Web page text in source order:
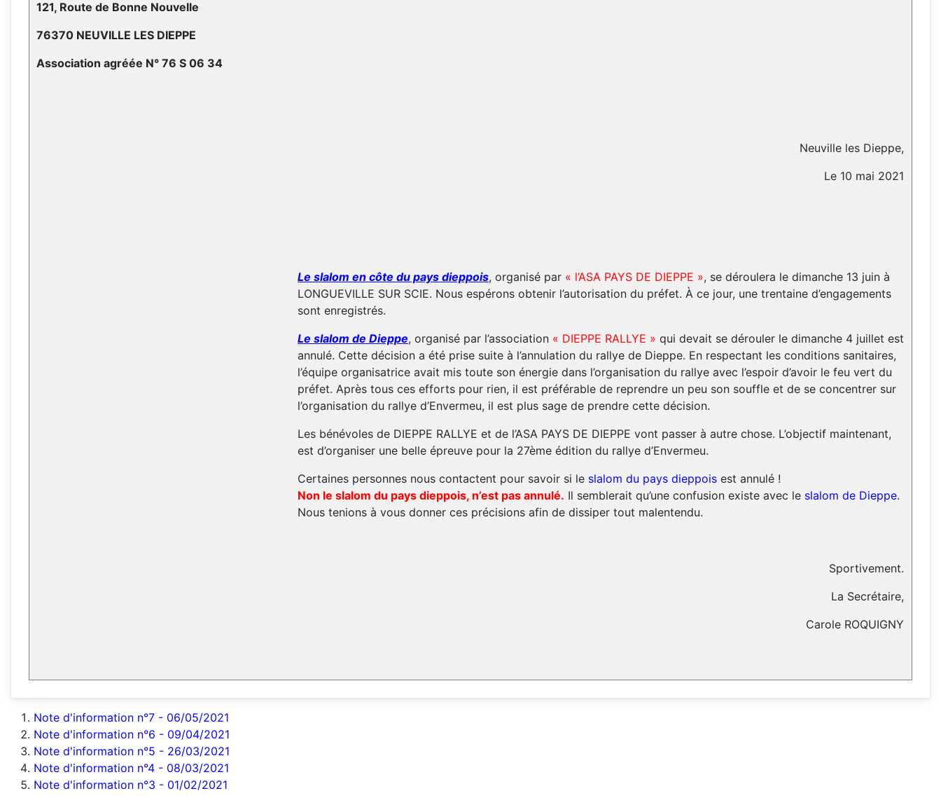
121, Route de Bonne Nouvelle
76370 NEUVILLE LES DIEPPE
Association agréée N° 76 S 06 34
Neuville les Dieppe,
Le 10 mai 2021
Le slalom en côte du pays dieppois, organisé par « l’ASA PAYS DE DIEPPE », se déroulera le dimanche 13 juin à
LONGUEVILLE SUR SCIE. Nous espérons obtenir l’autorisation du préfet. À ce jour, une trentaine d’engagements
sont enregistrés.
Le slalom de Dieppe, organisé par l’association « DIEPPE RALLYE » qui devait se dérouler le dimanche 4 juillet est
annulé. Cette décision a été prise suite à l’annulation du rallye de Dieppe. En respectant les conditions sanitaires,
l’équipe organisatrice avait mis toute son énergie dans l’organisation du rallye avec l’espoir d’avoir le feu vert du
préfet. Après tous ces efforts pour rien, il est préférable de reprendre un peu son souffle et de se concentrer sur
l’organisation du rallye d’Envermeu, il est plus sage de prendre cette décision.
Les bénévoles de DIEPPE RALLYE et de l’ASA PAYS DE DIEPPE vont passer à autre chose. L’objectif maintenant,
est d’organiser une belle épreuve pour la 27ème édition du rallye d’Envermeu.
Certaines personnes nous contactent pour savoir si le slalom du pays dieppois est annulé !
Non le slalom du pays dieppois, n’est pas annulé. Il semblerait qu’une confusion existe avec le slalom de Dieppe.
Nous tenions à vous donner ces précisions afin de dissiper tout malentendu.
Sportivement.
La Secrétaire,
Carole ROQUIGNY
Note d'information n°7 - 06/05/2021
Note d'information n°6 - 09/04/2021
Note d'information n°5 - 26/03/2021
Note d'information n°4 - 08/03/2021
Note d'information n°3 - 01/02/2021